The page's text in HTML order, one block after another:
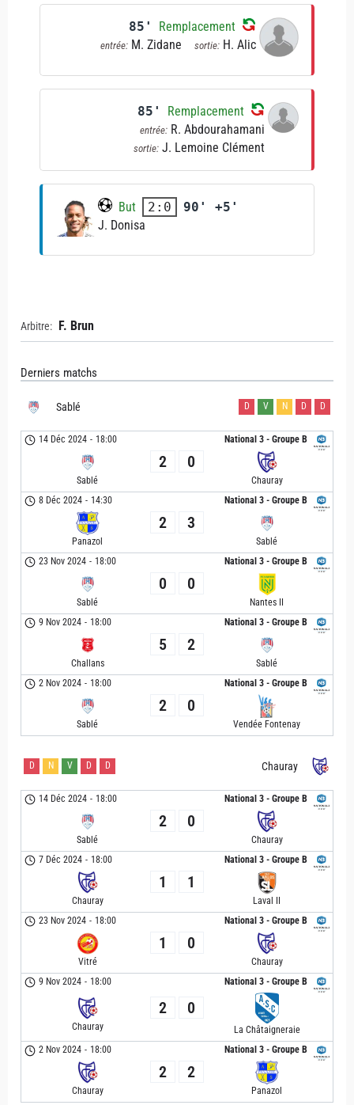
85' Remplacement
entrée: M. Zidane sortie: H. Alic
85' Remplacement
entrée: R. Abdourahamani
sortie: J. Lemoine Clément
But 2:0
90' +5'
J. Donisa
Arbitre: F. Brun
Derniers matchs
Sablé D V N D D
National 3 - Groupe B
14 Déc 2024 - 18:00
Sablé
2 0
Chauray
National 3 - Groupe B
8 Déc 2024 - 14:30
Panazol
2 3
Sablé
National 3 - Groupe B
23 Nov 2024 - 18:00
Sablé
0 0
Nantes II
National 3 - Groupe B
9 Nov 2024 - 18:00
Challans
5 2
Sablé
National 3 - Groupe B
2 Nov 2024 - 18:00
Sablé
2 0
Vendée Fontenay
Chauray
D N V D D
National 3 - Groupe B
14 Déc 2024 - 18:00
Sablé
2 0
Chauray
National 3 - Groupe B
7 Déc 2024 - 18:00
Chauray
1 1
Laval II
National 3 - Groupe B
23 Nov 2024 - 18:00
Vitré
1 0
Chauray
National 3 - Groupe B
9 Nov 2024 - 18:00
Chauray
2 0
La Châtaigneraie
National 3 - Groupe B
2 Nov 2024 - 18:00
Chauray
2 2
Panazol